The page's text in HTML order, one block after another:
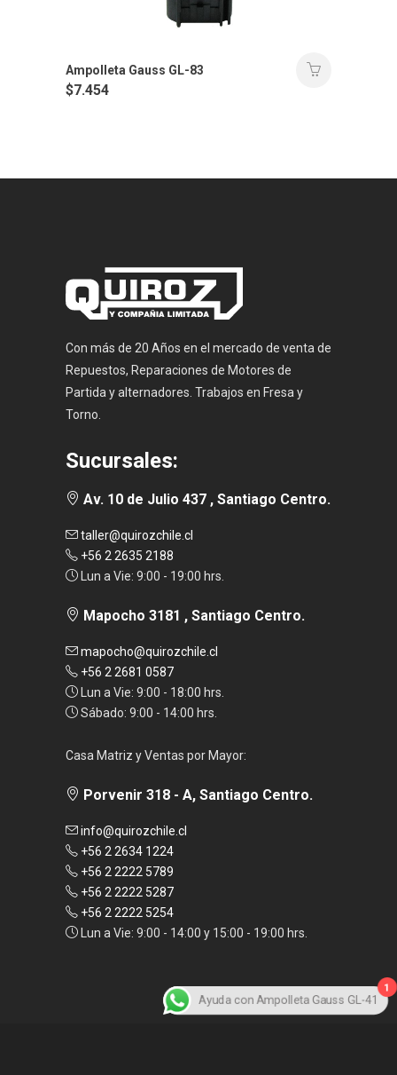
Ampolleta Gauss GL-83
$7.454
Con más de 20 Años en el mercado de venta de
Repuestos, Reparaciones de Motores de
Partida y alternadores. Trabajos en Fresa y
Torno.
Sucursales:
Av. 10 de Julio 437 , Santiago Centro.
taller@quirozchile.cl
+56 2 2635 2188
Lun a Vie: 9:00 - 19:00 hrs.
Mapocho 3181 , Santiago Centro.
mapocho@quirozchile.cl
+56 2 2681 0587
Lun a Vie: 9:00 - 18:00 hrs.
Sábado: 9:00 - 14:00 hrs.
Casa Matriz y Ventas por Mayor:
Porvenir 318 - A, Santiago Centro.
info@quirozchile.cl
+56 2 2634 1224
+56 2 2222 5789
+56 2 2222 5287
+56 2 2222 5254
Lun a Vie: 9:00 - 14:00 y 15:00 - 19:00 hrs.
1
Ayuda con Ampolleta Gauss GL-41